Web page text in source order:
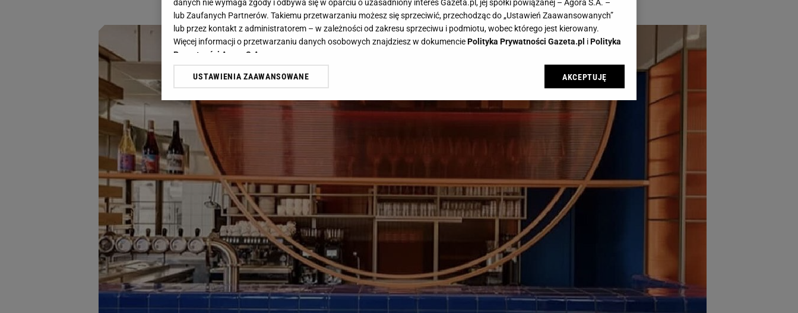
tylko najpiękniejszą kawiarnią, ale także i parkiem.
danych nie wymaga zgody i odbywa się w oparciu o uzasadniony interes Gazeta.pl, jej spółki powiązanej – Agora S.A. –
lub Zaufanych Partnerów. Takiemu przetwarzaniu możesz się sprzeciwić, przechodząc do „Ustawień Zaawansowanych”
lub przez kontakt z administratorem – w zależności od zakresu sprzeciwu i podmiotu, wobec którego jest kierowany.
Więcej informacji o przetwarzaniu danych osobowych znajdziesz w dokumenciePolityka Prywatności Gazeta.pl iPolityka
Prywatności Agora S.A.
Klikając „Akceptuję” wyrażasz też zgodę na zainstalowanie i przechowywanie plików cookie Gazeta.pl sp. z o.o., jej
dotyczące plików cookie, wywołując narzędzie do zarządzania twoimi preferencjami dot. przetwarzania danych poprzez
odnośnik „Ustawienia prywatności ” w stopce serwisu i przechodząc do „Ustawień Zaawansowanych”. Zmiana ustawień
plików cookie możliwa jest także za pomocą ustawień przeglądarki.
My, nasi Zaufani Partnerzy i Agora S.A. możemy przetwarzać dane osobowe w następujących celach:
Użycie dokładnych danych geolokalizacyjnych. Aktywne skanowanie charakterystyki urządzenia do celów identyfikacji.
Przechowywanie informacji na urządzeniu lub dostęp do nich. Spersonalizowane reklamy i treści, pomiar reklam i treści,
badnie odbiorców i ulepszanie usług.Lista Zaufanych Partnerów
USTAWIENIA ZAAWANSOWANE AKCEPTUJĘ